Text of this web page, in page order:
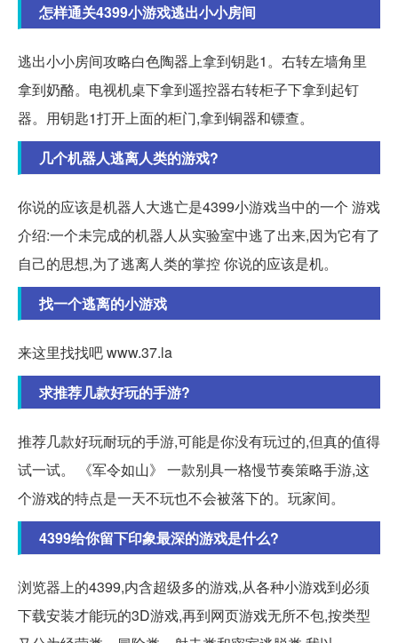
怎样通关4399小游戏逃出小小房间
逃出小小房间攻略白色陶器上拿到钥匙1。右转左墙角里
拿到奶酪。电视机桌下拿到遥控器右转柜子下拿到起钉
器。用钥匙1打开上面的柜门,拿到铜器和镖查。
几个机器人逃离人类的游戏?
你说的应该是机器人大逃亡是4399小游戏当中的一个 游戏
介绍:一个未完成的机器人从实验室中逃了出来,因为它有了
自己的思想,为了逃离人类的掌控 你说的应该是机。
找一个逃离的小游戏
来这里找找吧 www.37.la
求推荐几款好玩的手游?
推荐几款好玩耐玩的手游,可能是你没有玩过的,但真的值得
试一试。 《军令如山》 一款别具一格慢节奏策略手游,这
个游戏的特点是一天不玩也不会被落下的。玩家间。
4399给你留下印象最深的游戏是什么?
浏览器上的4399,内含超级多的游戏,从各种小游戏到必须
下载安装才能玩的3D游戏,再到网页游戏无所不包,按类型